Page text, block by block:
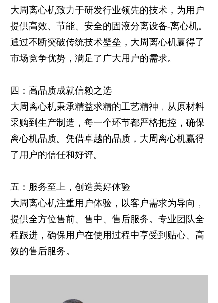
大周离心机致力于研发行业领先的技术，为用户
提供高效、节能、安全的固液分离设备-离心机。
通过不断突破传统技术壁垒，大周离心机赢得了
市场竞争优势，满足了广大用户的需求。
四：高品质成就信赖之选
大周离心机秉承精益求精的工艺精神，从原材料
采购到生产制造，每一个环节都严格把控，确保
离心机品质。凭借卓越的品质，大周离心机赢得
了用户的信任和好评。
五：服务至上，创造美好体验
大周离心机注重用户体验，以客户需求为导向，
提供全方位售前、售中、售后服务。专业团队全
程跟进，确保用户在使用过程中享受到贴心、高
效的售后服务。